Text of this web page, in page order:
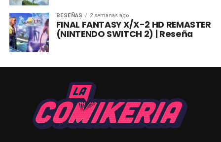
RESEÑAS 2 semanas ago
FINAL FANTASY X/X-2 HD REMASTER
(NINTENDO SWITCH 2) | Reseña